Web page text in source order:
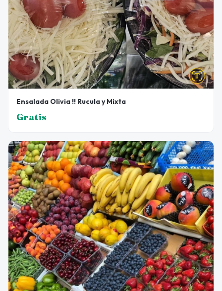
Ensalada Olivia !! Rucula y Mixta
Gratis